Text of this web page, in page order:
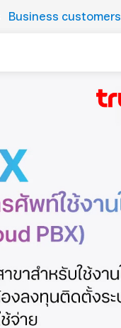
Business customers